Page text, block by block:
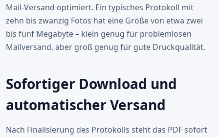
Mail-Versand optimiert. Ein typisches Protokoll mit
zehn bis zwanzig Fotos hat eine Größe von etwa zwei
bis fünf Megabyte – klein genug für problemlosen
Mailversand, aber groß genug für gute Druckqualität.
Sofortiger Download und
automatischer Versand
Nach Finalisierung des Protokolls steht das PDF sofort